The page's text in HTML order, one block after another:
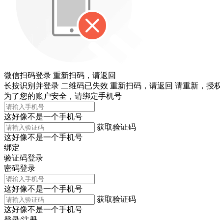
微信扫码登录 重新扫码， 请返回
长按识别并登录 二维码已失效 重新扫码， 请返回 请重新， 授
为了您的账户安全，请绑定手机号
这好像不是一个手机号
获取验证码
这好像不是一个手机号
绑定
验证码登录
密码登录
这好像不是一个手机号
获取验证码
这好像不是一个手机号